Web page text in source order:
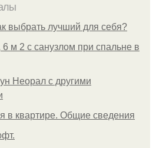
выбрать лучший для себя?
6 м 2 с санузлом при спальне в
Неорал с другими
в квартире. Общие сведения